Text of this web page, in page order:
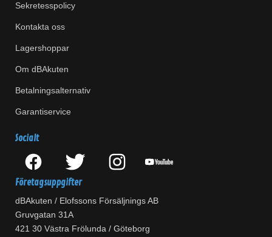
Sekretesspolicy
Kontakta oss
Lagershoppar
Om dBAkuten
Betalningsalternativ
Garantiservice
Socialt
Företagsuppgifter
dBAkuten / Elofssons Försäljnings AB
Gruvgatan 31A
421 30 Västra Frölunda / Göteborg